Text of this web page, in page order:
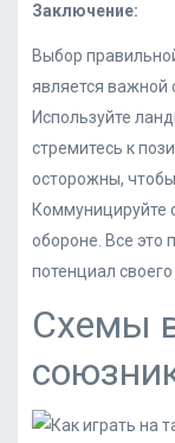
Заключение:
Выбор
является важной
Используйте
стремитесь к
осторожны,
Коммуницируйте
обороне. Все это
потенциал своего
Схемы